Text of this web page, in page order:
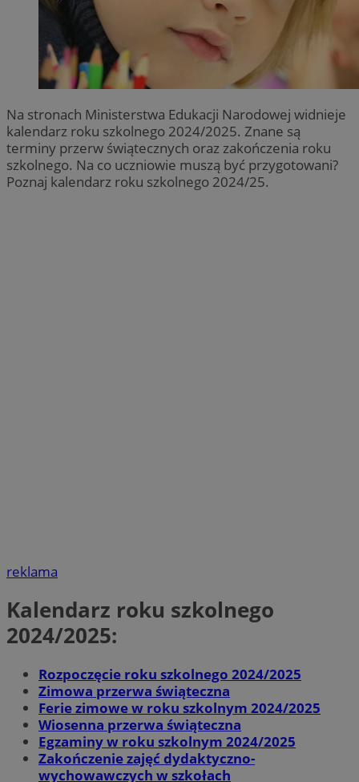
Na stronach Ministerstwa Edukacji Narodowej widnieje
kalendarz roku szkolnego 2024/2025. Znane są
terminy przerw świątecznych oraz zakończenia roku
szkolnego. Na co uczniowie muszą być przygotowani?
Poznaj kalendarz roku szkolnego 2024/25.
reklama
Kalendarz roku szkolnego
2024/2025:
Rozpoczęcie roku szkolnego 2024/2025
Zimowa przerwa świąteczna
Ferie zimowe w roku szkolnym 2024/2025
Wiosenna przerwa świąteczna
Egzaminy w roku szkolnym 2024/2025
Zakończenie zajęć dydaktyczno-
wychowawczych w szkołach